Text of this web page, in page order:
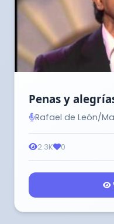
Penas y
Rafael de León/
2.3K 0